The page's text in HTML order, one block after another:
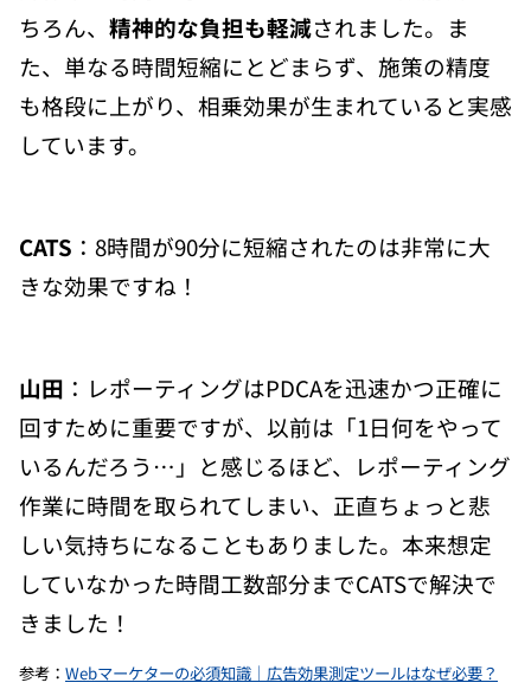
ちろん、 精神的な負担も軽減されました。ま
た、単なる時間短縮にとどまらず、施策の精度
も格段に上がり、相乗効果が生まれていると実感
しています。
CATS ：8時間が90分に短縮されたのは非常に大
きな効果ですね！
山田 ：レポーティングはPDCAを迅速かつ正確に
回すために重要ですが、以前は「1日何をやって
いるんだろう…」と感じるほど、レポーティング
作業に時間を取られてしまい、正直ちょっと悲
しい気持ちになることもありました。本来想定
していなかった時間工数部分までCATSで解決で
きました！
参考： Webマーケターの必須知識｜広告効果測定ツールはなぜ必要？